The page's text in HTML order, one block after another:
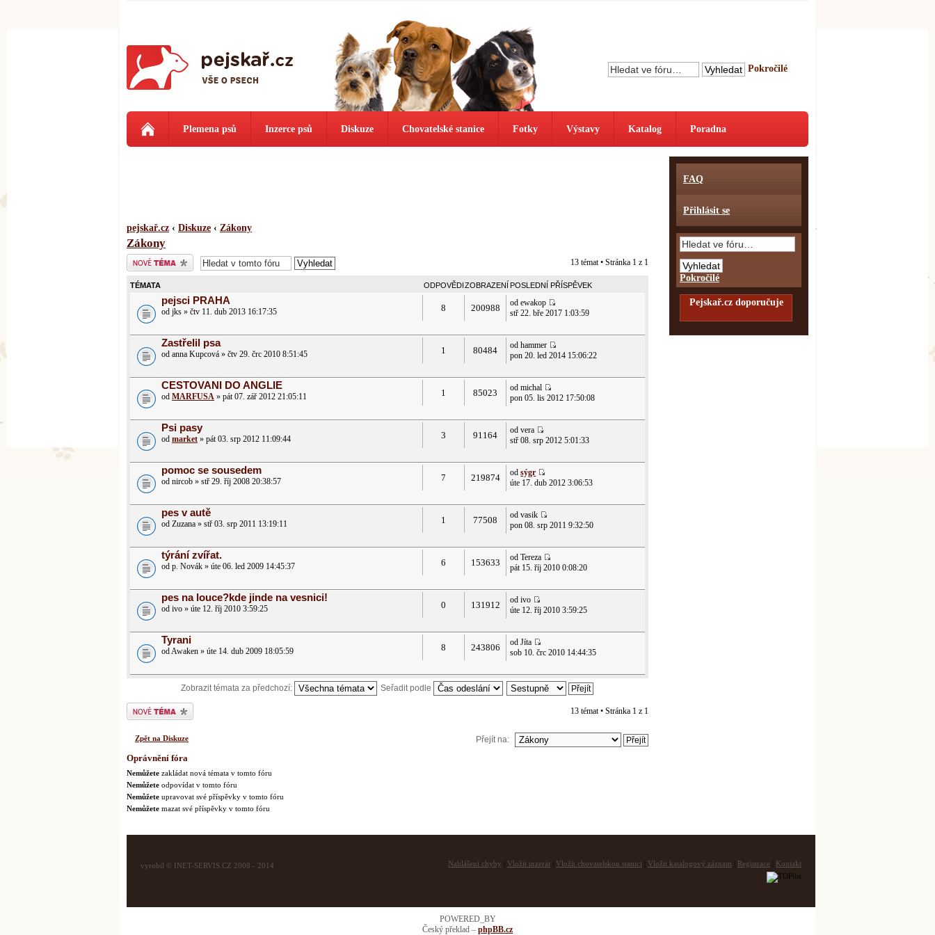
Pokročilé
Plemena psů Inzerce psů Diskuze Chovatelské stanice Fotky Výstavy Katalog Poradna
pejskař.cz ‹ Diskuze ‹ Zákony
Zákony
Odeslat nové téma 13 témat • Stránka 1 z 1
TÉMATA ODPOVĚDIZOBRAZENÍ POSLEDNÍ PŘÍSPĚVEK
pejsci PRAHA
od jks » čtv 11. dub 2013 16:17:35 8 200988
od ewakop
stř 22. bře 2017 1:03:59
Zastřelil psa
od anna Kupcová » čtv 29. črc 2010 8:51:45 1 80484
od hammer
pon 20. led 2014 15:06:22
CESTOVANI DO ANGLIE
od MARFUSA » pát 07. zář 2012 21:05:11 1 85023
od michal
pon 05. lis 2012 17:50:08
Psi pasy
od market » pát 03. srp 2012 11:09:44 3 91164
od vera
stř 08. srp 2012 5:01:33
pomoc se sousedem
od nircob » stř 29. říj 2008 20:38:57 7 219874 odsýgr
úte 17. dub 2012 3:06:53
pes v autě
od Zuzana » stř 03. srp 2011 13:19:11 1 77508
od vasik
pon 08. srp 2011 9:32:50
týrání zvířat.
od p. Novák » úte 06. led 2009 14:45:37 6 153633
od Tereza
pát 15. říj 2010 0:08:20
pes na louce?kde jinde na vesnici!
od ivo » úte 12. říj 2010 3:59:25 0 131912
od ivo
úte 12. říj 2010 3:59:25
Tyrani
od Awaken » úte 14. dub 2009 18:05:59 8 243806
od Jíta
sob 10. črc 2010 14:44:35
Zobrazit témata za předchozí: Seřadit podle
Odeslat nové téma 13 témat • Stránka 1 z 1
Zpět na Diskuze
Přejít na:
Oprávnění fóra
Nemůžete zakládat nová témata v tomto fóru
Nemůžete odpovídat v tomto fóru
Nemůžete upravovat své příspěvky v tomto fóru
Nemůžete mazat své příspěvky v tomto fóru
FAQ
Přihlásit se
Pokročilé
Pejskař.cz doporučuje
vyrobil © INET-SERVIS.CZ 2008 - 2014 Nahlášení chyby Vložit inzerát Vložit chovatelskou stanici Vložit katalogový záznam Registrace Kontakt
POWERED_BY
Český překlad – phpBB.cz